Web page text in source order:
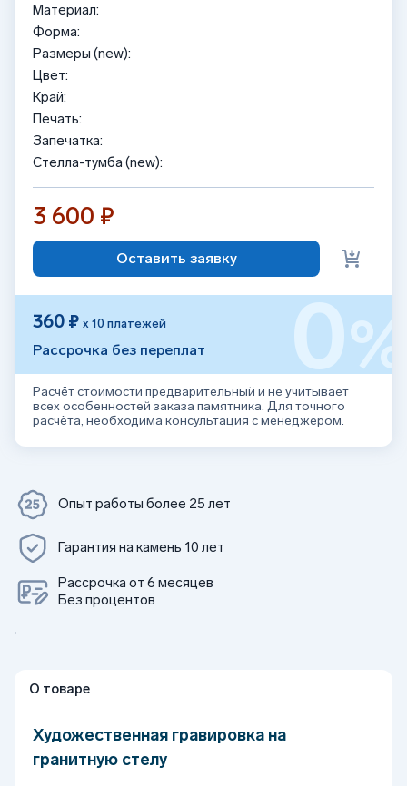
Материал:
Форма:
Размеры (new):
Цвет:
Край:
Печать:
Запечатка:
Стелла-тумба (new):
3 600 ₽
Оставить заявку
360 ₽ х 10 платежей
Рассрочка без переплат 0%
Расчёт стоимости предварительный и не учитывает
всех особенностей заказа памятника. Для точного
расчёта, необходима консультация с менеджером.
Опыт работы более 25 лет
Гарантия на камень 10 лет
Рассрочка от 6 месяцев
Без процентов
О товаре
Художественная гравировка на
гранитную стелу